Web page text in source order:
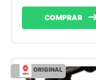
COMPRAR
ORIGINAL